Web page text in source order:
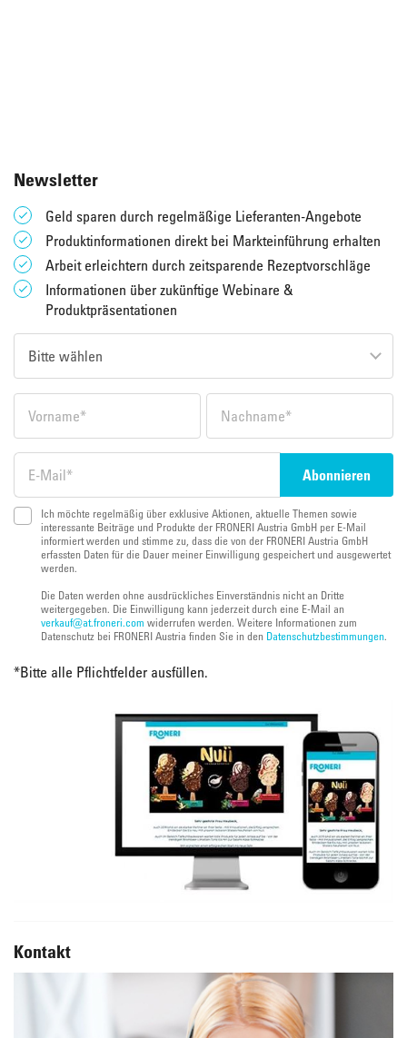
Newsletter
Geld sparen durch regelmäßige Lieferanten-Angebote
Produktinformationen direkt bei Markteinführung erhalten
Arbeit erleichtern durch zeitsparende Rezeptvorschläge
Informationen über zukünftige Webinare &
Produktpräsentationen
Ich möchte regelmäßig über exklusive Aktionen, aktuelle Themen sowie
interessante Beiträge und Produkte der FRONERI Austria GmbH per E-Mail
informiert werden und stimme zu, dass die von der FRONERI Austria GmbH
erfassten Daten für die Dauer meiner Einwilligung gespeichert und ausgewertet
werden.
Die Daten werden ohne ausdrückliches Einverständnis nicht an Dritte
weitergegeben. Die Einwilligung kann jederzeit durch eine E-Mail an
verkauf@at.froneri.com widerrufen werden. Weitere Informationen zum
Datenschutz bei FRONERI Austria finden Sie in den Datenschutzbestimmungen.
*Bitte alle Pflichtfelder ausfüllen.
Kontakt